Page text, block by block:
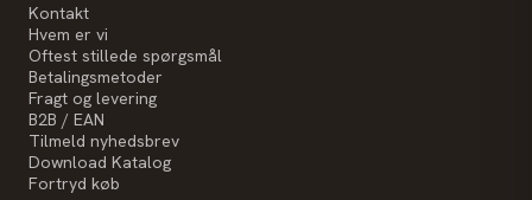
Kontakt
Hvem er vi
Oftest stillede spørgsmål
Betalingsmetoder
Fragt og levering
B2B / EAN
Tilmeld nyhedsbrev
Download Katalog
Fortryd køb